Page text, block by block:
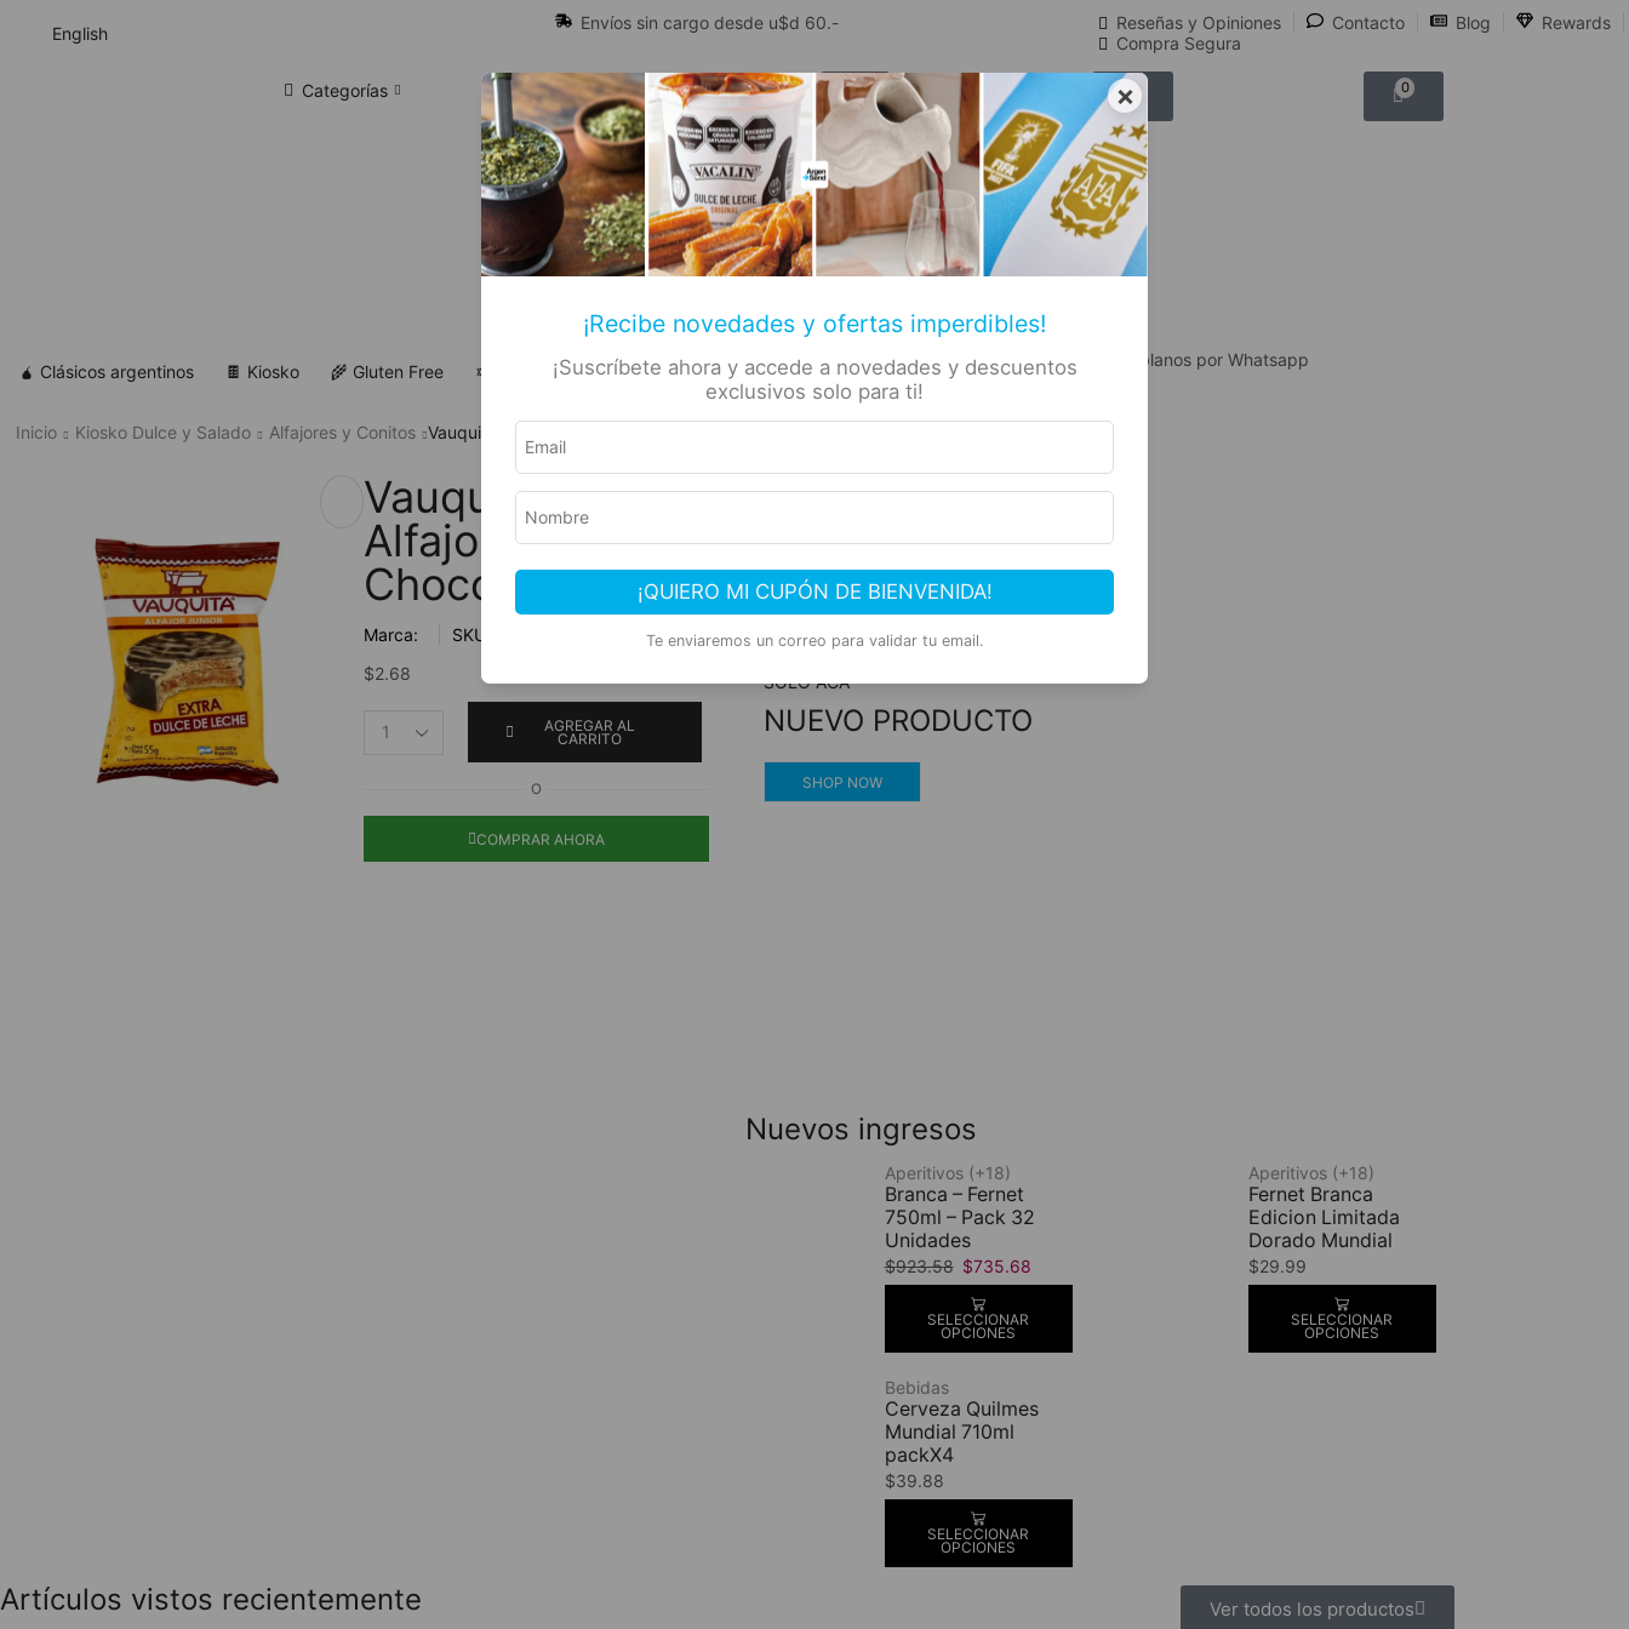
×
¡Recibe novedades y ofertas imperdibles!
¡Suscríbete ahora y accede a novedades y descuentos
exclusivos solo para ti!
¡QUIERO MI CUPÓN DE BIENVENIDA!
Te enviaremos un correo para validar tu email.
English
Envíos sin cargo desde u$d 60.- Reseñas y Opiniones Contacto Blog
Rewards
Compra Segura
Categorías 🔥 Alfajores y Golosinas 0 0
🧉 Clásicos argentinos 🍫 Kiosko 🌾 Gluten Free ✡ Koshers 📚 Libros 🏷️ Todas las categorías Hablanos por Whatsapp
Inicio Kiosko Dulce y Salado Alfajores y Conitos Vauquita – Alfajor de Chocolate 55gr.
Vauquita –
Alfajor de
Chocolate 55gr.
Marca:
SKU:
$2.68
AGREGAR AL
CARRITO
O
COMPRAR AHORA
Compra segura
Experiencia de compra garantizada
SOLO ACÁ
NUEVO PRODUCTO
SHOP NOW
Nuevos ingresos
Aperitivos (+18)
Branca – Fernet
750ml – Pack 32
Unidades
$923.58 $735.68
SELECCIONAR
OPCIONES
Aperitivos (+18)
Fernet Branca
Edicion Limitada
Dorado Mundial
$29.99
SELECCIONAR
OPCIONES
Bebidas
Cerveza Quilmes
Mundial 710ml
packX4
$39.88
SELECCIONAR
OPCIONES
Artículos vistos recientemente Ver todos los productos